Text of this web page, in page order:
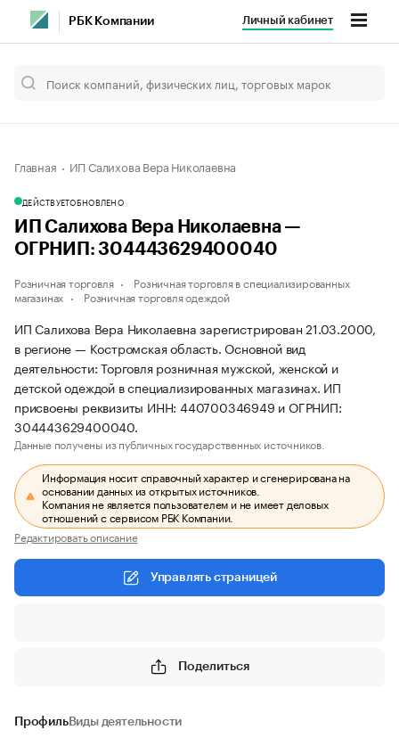
РБК Компании Личный кабинет
Главная ИП Салихова Вера Николаевна
ДЕЙСТВУЕТОБНОВЛЕНО
ИП Салихова Вера Николаевна —
ОГРНИП: 304443629400040
Розничная торговля
Розничная торговля в специализированных
магазинах
Розничная торговля одеждой
ИП Салихова Вера Николаевна зарегистрирован 21.03.2000,
в регионе — Костромская область. Основной вид
деятельности: Торговля розничная мужской, женской и
детской одеждой в специализированных магазинах. ИП
присвоены реквизиты ИНН: 440700346949 и ОГРНИП:
304443629400040.
Данные получены из публичных государственных источников.
Информация носит справочный характер и сгенерирована на
основании данных из открытых источников.
Компания не является пользователем и не имеет деловых
отношений с сервисом РБК Компании.
Редактировать описание
Управлять страницей
Поделиться
ПрофильВиды деятельности